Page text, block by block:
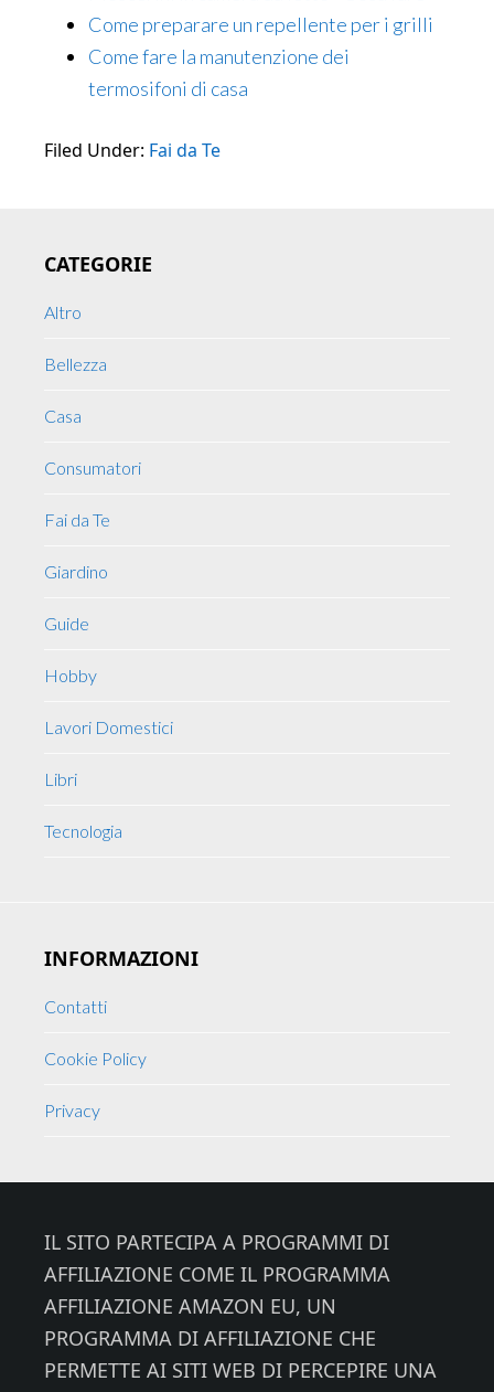
Come preparare un repellente per i grilli
Come fare la manutenzione dei
termosifoni di casa
Filed Under: Fai da Te
Sidebar
CATEGORIE
Altro
Bellezza
Casa
Consumatori
Fai da Te
Giardino
Guide
Hobby
Lavori Domestici
Libri
Tecnologia
INFORMAZIONI
Contatti
Cookie Policy
Privacy
IL SITO PARTECIPA A PROGRAMMI DI
AFFILIAZIONE COME IL PROGRAMMA
AFFILIAZIONE AMAZON EU, UN
PROGRAMMA DI AFFILIAZIONE CHE
PERMETTE AI SITI WEB DI PERCEPIRE UNA